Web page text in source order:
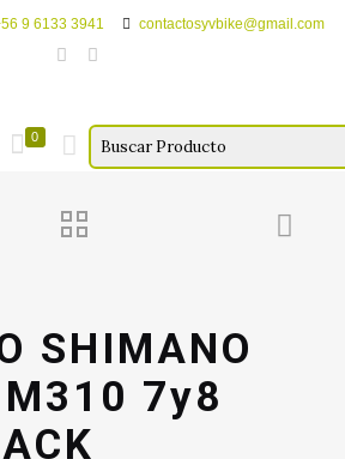
9 6133 3941 contactosyvbike@gmail.com
0
SHIMANO
7y8